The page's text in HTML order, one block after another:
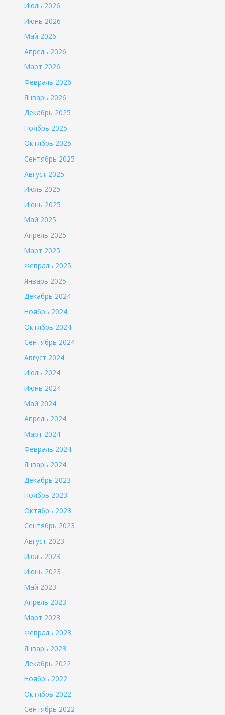
Июль 2026
Июнь 2026
Май 2026
Апрель 2026
Март 2026
Февраль 2026
Январь 2026
Декабрь 2025
Ноябрь 2025
Октябрь 2025
Сентябрь 2025
Август 2025
Июль 2025
Июнь 2025
Май 2025
Апрель 2025
Март 2025
Февраль 2025
Январь 2025
Декабрь 2024
Ноябрь 2024
Октябрь 2024
Сентябрь 2024
Август 2024
Июль 2024
Июнь 2024
Май 2024
Апрель 2024
Март 2024
Февраль 2024
Январь 2024
Декабрь 2023
Ноябрь 2023
Октябрь 2023
Сентябрь 2023
Август 2023
Июль 2023
Июнь 2023
Май 2023
Апрель 2023
Март 2023
Февраль 2023
Январь 2023
Декабрь 2022
Ноябрь 2022
Октябрь 2022
Сентябрь 2022